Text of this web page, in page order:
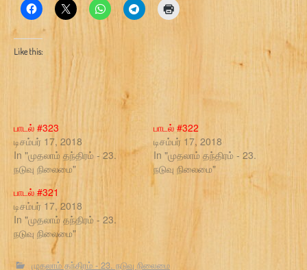
Like this:
பாடல் #323
டிசம்பர் 17, 2018
In "முதலாம் தந்திரம் - 23.
நடுவு நிலைமை"
பாடல் #322
டிசம்பர் 17, 2018
In "முதலாம் தந்திரம் - 23.
நடுவு நிலைமை"
பாடல் #321
டிசம்பர் 17, 2018
In "முதலாம் தந்திரம் - 23.
நடுவு நிலைமை"
முதலாம் தந்திரம் - 23. நடுவு நிலைமை